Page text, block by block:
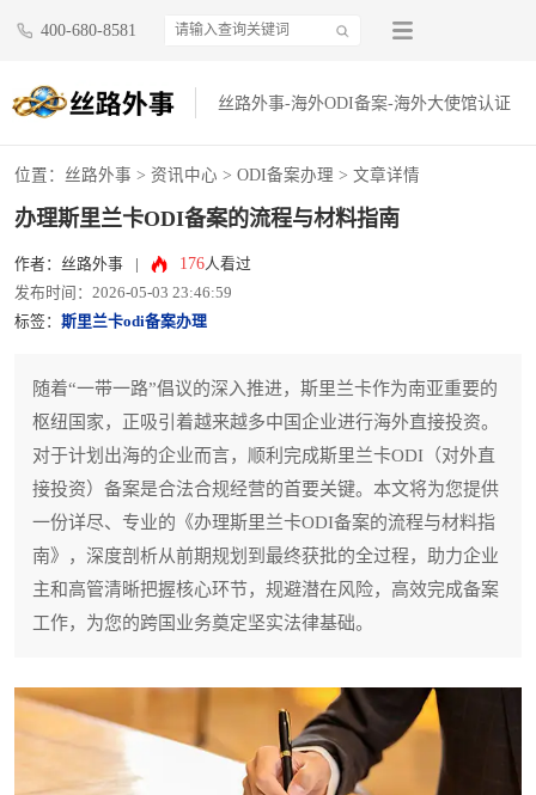
400-680-8581
丝路外事-海外ODI备案-海外大使馆认证
位置： 丝路外事 > 资讯中心 > ODI备案办理 > 文章详情
办理斯里兰卡ODI备案的流程与材料指南
作者：丝路外事 176人看过
发布时间：2026-05-03 23:46:59
标签： 斯里兰卡odi备案办理
随着“一带一路”倡议的深入推进，斯里兰卡作为南亚重要的
枢纽国家，正吸引着越来越多中国企业进行海外直接投资。
对于计划出海的企业而言，顺利完成斯里兰卡ODI（对外直
接投资）备案是合法合规经营的首要关键。本文将为您提供
一份详尽、专业的《办理斯里兰卡ODI备案的流程与材料指
南》，深度剖析从前期规划到最终获批的全过程，助力企业
主和高管清晰把握核心环节，规避潜在风险，高效完成备案
工作，为您的跨国业务奠定坚实法律基础。